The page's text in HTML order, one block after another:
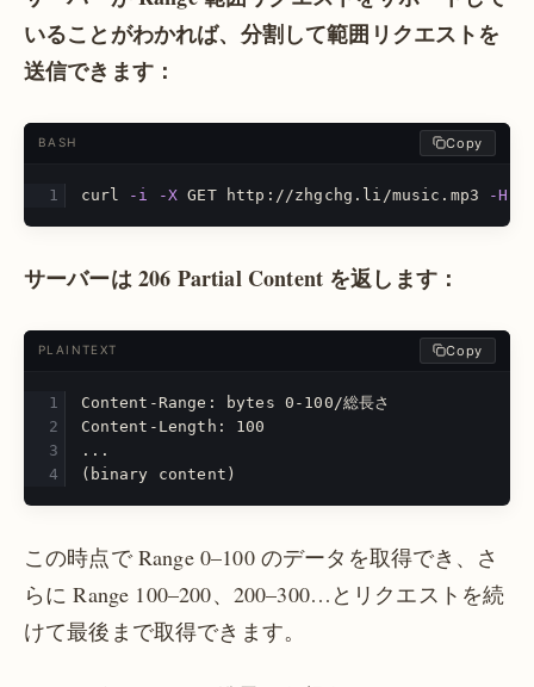
いることがわかれば、分割して範囲リクエストを
送信できます：
BASH Copy
curl -i -X GET http://zhgchg.li/music.mp3 -H
サーバーは 206 Partial Content を返します：
PLAINTEXT Copy
Content-Range: bytes 0-100/総長さ
Content-Length: 100
...
(binary content)
この時点で Range 0–100 のデータを取得でき、さ
らに Range 100–200、200–300…とリクエストを続
けて最後まで取得できます。